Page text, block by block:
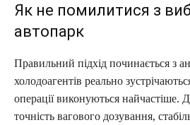
Як не помилитися з
автопарк
Правильний підхід починається з
холодоагентів реально
операції виконуються найчастіше.
точність вагового дозування,